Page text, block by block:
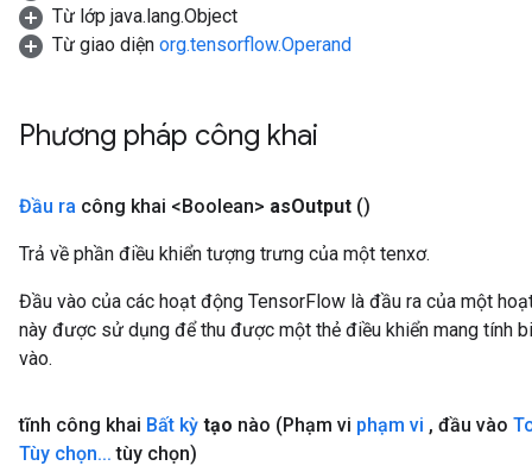
Từ lớp java.lang.Object
Từ giao diện org.tensorflow.Operand
Phương pháp công khai
Đầu ra công khai <Boolean> asOutput ()
Trả về phần điều khiển tượng trưng của một tenxơ.
Đầu vào của các hoạt động TensorFlow là đầu ra của một
này được sử dụng để thu được một thẻ điều khiển mang tính
vào.
tĩnh công khai Bất kỳ tạo nào (Phạm vi phạm vi , đầu vào
Tùy chọn... tùy chọn)